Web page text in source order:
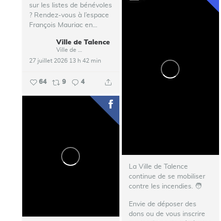
sur les listes de bénévoles
? Rendez-vous à l’espace
François Mauriac en...
Ville de Talence
27 juillet 2026 13 h 42 min
64 9 4
La Ville de Talence
continue de se mobiliser
contre les incendies. ‍🧑‍
Envie de déposer des
dons ou de vous inscrire